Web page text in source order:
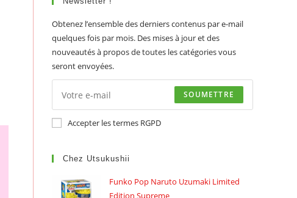
Obtenez l’ensemble des derniers contenus par e-mail
quelques fois par mois. Des mises à jour et des
nouveautés à propos de toutes les catégories vous
seront envoyées.
SOUMETTRE
Accepter les termes RGPD
Chez Utsukushii
Funko Pop Naruto Uzumaki Limited
Edition Supreme